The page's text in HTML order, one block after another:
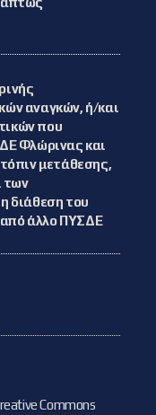
αναγκών, ή/και
που
Φλώρινας και
μετάθεσης,
των
διάθεση του
άλλο ΠΥΣΔΕ
Commons